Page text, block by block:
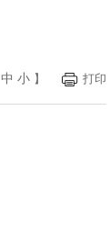
中 小 】 打印